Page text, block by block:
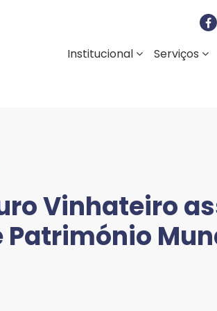
Institucional Serviços
Vinhateiro
Património